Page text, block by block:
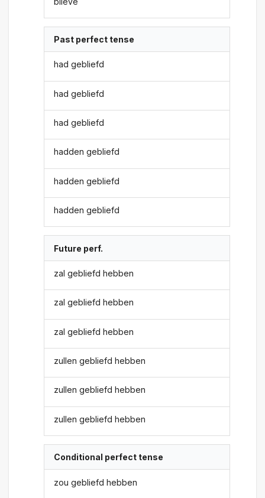
Past perfect tense
had gebliefd
had gebliefd
had gebliefd
hadden gebliefd
hadden gebliefd
hadden gebliefd
Future perf.
zal gebliefd hebben
zal gebliefd hebben
zal gebliefd hebben
zullen gebliefd hebben
zullen gebliefd hebben
zullen gebliefd hebben
Conditional perfect tense
zou gebliefd hebben